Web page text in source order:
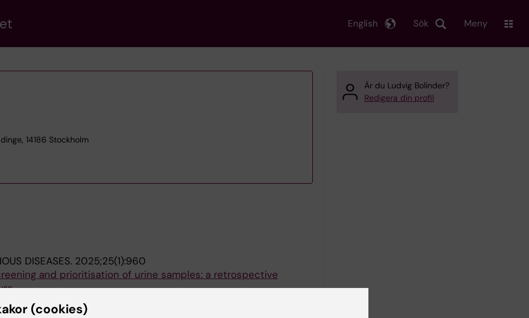
Sök
English Meny
14186 Stockholm
DISEASES. 2025;25(1):960
and prioritisation of urine samples: a retrospective
L; Amilon K; Haegg M; Bhattarai KH; Bjorkstrom NK; Saeedi B
Är du Ludvig Bolinder?
Redigera din profil
(cookies)